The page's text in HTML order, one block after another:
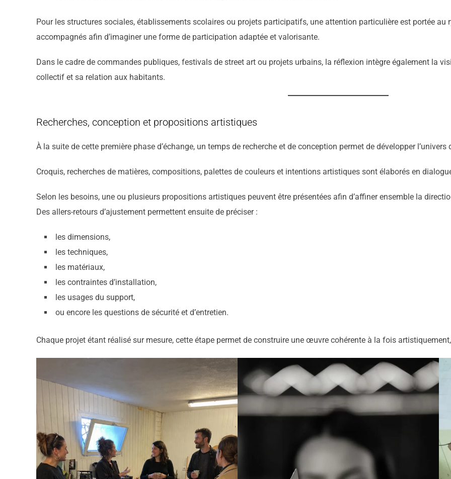
Pour les structures sociales, établissements scolaires ou projets participatifs, une attention particulière est portée
accompagnés afin d’imaginer une forme de participation adaptée et valorisante.
Dans le cadre de commandes publiques, festivals de street art ou projets urbains, la réflexion intègre également la
collectif et sa relation aux habitants.
Recherches, conception et propositions artistiques
À la suite de cette première phase d’échange, un temps de recherche et de conception permet de développer l’univers
Croquis, recherches de matières, compositions, palettes de couleurs et intentions artistiques sont élaborés en
Selon les besoins, une ou plusieurs propositions artistiques peuvent être présentées afin d’affiner ensemble la
Des allers-retours d’ajustement permettent ensuite de préciser :
les dimensions,
les techniques,
les matériaux,
les contraintes d’installation,
les usages du support,
ou encore les questions de sécurité et d’entretien.
Chaque projet étant réalisé sur mesure, cette étape permet de construire une œuvre cohérente à la fois